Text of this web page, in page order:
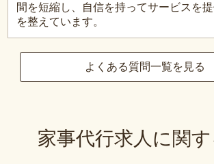
間を短縮し、自信を持ってサービスを
を整えています。
よくある質問一覧を見る
家事代行求人に関